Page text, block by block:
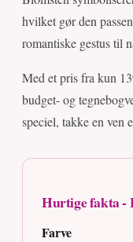
hvilket gør den
romantiske gestus til
Med et pris fra kun
budget- og
speciel, takke en ven
Hurtige fakta -
Farve